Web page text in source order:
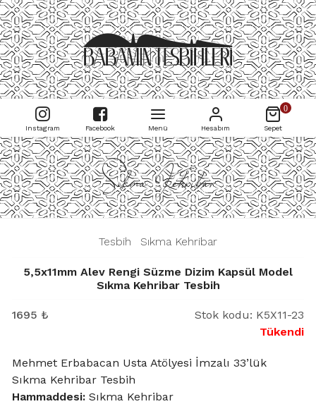
Instagram Facebook Menü Hesabım
0
Sepet
Sıkma Kehribar
Tesbih Sıkma Kehribar
5,5x11mm Alev Rengi Süzme Dizim Kapsül Model
Sıkma Kehribar Tesbih
1695 ₺ Stok kodu: K5X11-23
Tükendi
Mehmet Erbabacan Usta Atölyesi İmzalı 33’lük
Sıkma Kehribar Tesbih
Hammaddesi: Sıkma Kehribar